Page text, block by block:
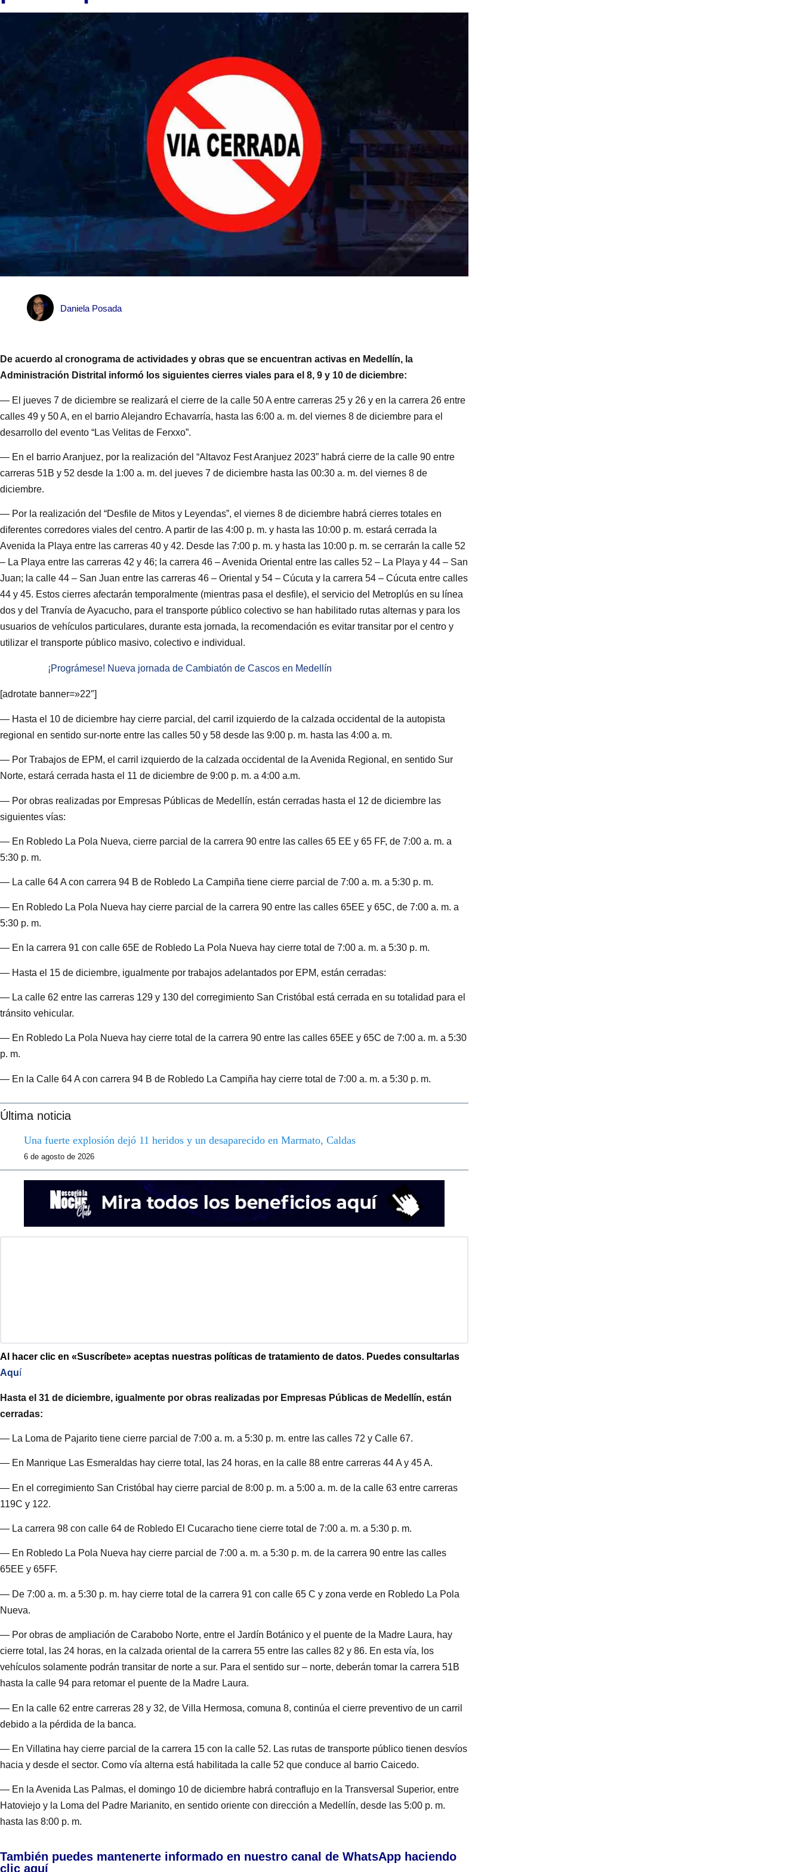
Daniela Posada
De acuerdo al cronograma de actividades y obras que se encuentran activas en Medellín, la
Administración Distrital informó los siguientes cierres viales para el 8, 9 y 10 de diciembre:
— El jueves 7 de diciembre se realizará el cierre de la calle 50 A entre carreras 25 y 26 y en la carrera 26 entre
calles 49 y 50 A, en el barrio Alejandro Echavarría, hasta las 6:00 a. m. del viernes 8 de diciembre para el
desarrollo del evento “Las Velitas de Ferxxo”.
— En el barrio Aranjuez, por la realización del “Altavoz Fest Aranjuez 2023” habrá cierre de la calle 90 entre
carreras 51B y 52 desde la 1:00 a. m. del jueves 7 de diciembre hasta las 00:30 a. m. del viernes 8 de
diciembre.
— Por la realización del “Desfile de Mitos y Leyendas”, el viernes 8 de diciembre habrá cierres totales en
diferentes corredores viales del centro. A partir de las 4:00 p. m. y hasta las 10:00 p. m. estará cerrada la
Avenida la Playa entre las carreras 40 y 42. Desde las 7:00 p. m. y hasta las 10:00 p. m. se cerrarán la calle 52
– La Playa entre las carreras 42 y 46; la carrera 46 – Avenida Oriental entre las calles 52 – La Playa y 44 – San
Juan; la calle 44 – San Juan entre las carreras 46 – Oriental y 54 – Cúcuta y la carrera 54 – Cúcuta entre calles
44 y 45. Estos cierres afectarán temporalmente (mientras pasa el desfile), el servicio del Metroplús en su línea
dos y del Tranvía de Ayacucho, para el transporte público colectivo se han habilitado rutas alternas y para los
usuarios de vehículos particulares, durante esta jornada, la recomendación es evitar transitar por el centro y
utilizar el transporte público masivo, colectivo e individual.
¡Prográmese! Nueva jornada de Cambiatón de Cascos en Medellín
[adrotate banner=»22″]
— Hasta el 10 de diciembre hay cierre parcial, del carril izquierdo de la calzada occidental de la autopista
regional en sentido sur-norte entre las calles 50 y 58 desde las 9:00 p. m. hasta las 4:00 a. m.
— Por Trabajos de EPM, el carril izquierdo de la calzada occidental de la Avenida Regional, en sentido Sur
Norte, estará cerrada hasta el 11 de diciembre de 9:00 p. m. a 4:00 a.m.
— Por obras realizadas por Empresas Públicas de Medellín, están cerradas hasta el 12 de diciembre las
siguientes vías:
— En Robledo La Pola Nueva, cierre parcial de la carrera 90 entre las calles 65 EE y 65 FF, de 7:00 a. m. a
5:30 p. m.
— La calle 64 A con carrera 94 B de Robledo La Campiña tiene cierre parcial de 7:00 a. m. a 5:30 p. m.
— En Robledo La Pola Nueva hay cierre parcial de la carrera 90 entre las calles 65EE y 65C, de 7:00 a. m. a
5:30 p. m.
— En la carrera 91 con calle 65E de Robledo La Pola Nueva hay cierre total de 7:00 a. m. a 5:30 p. m.
— Hasta el 15 de diciembre, igualmente por trabajos adelantados por EPM, están cerradas:
— La calle 62 entre las carreras 129 y 130 del corregimiento San Cristóbal está cerrada en su totalidad para el
tránsito vehicular.
— En Robledo La Pola Nueva hay cierre total de la carrera 90 entre las calles 65EE y 65C de 7:00 a. m. a 5:30
p. m.
— En la Calle 64 A con carrera 94 B de Robledo La Campiña hay cierre total de 7:00 a. m. a 5:30 p. m.
Última noticia
Una fuerte explosión dejó 11 heridos y un desaparecido en Marmato, Caldas
6 de agosto de 2026
Al hacer clic en «Suscríbete» aceptas nuestras políticas de tratamiento de datos. Puedes consultarlas
Aquí
Hasta el 31 de diciembre, igualmente por obras realizadas por Empresas Públicas de Medellín, están
cerradas:
— La Loma de Pajarito tiene cierre parcial de 7:00 a. m. a 5:30 p. m. entre las calles 72 y Calle 67.
— En Manrique Las Esmeraldas hay cierre total, las 24 horas, en la calle 88 entre carreras 44 A y 45 A.
— En el corregimiento San Cristóbal hay cierre parcial de 8:00 p. m. a 5:00 a. m. de la calle 63 entre carreras
119C y 122.
— La carrera 98 con calle 64 de Robledo El Cucaracho tiene cierre total de 7:00 a. m. a 5:30 p. m.
— En Robledo La Pola Nueva hay cierre parcial de 7:00 a. m. a 5:30 p. m. de la carrera 90 entre las calles
65EE y 65FF.
— De 7:00 a. m. a 5:30 p. m. hay cierre total de la carrera 91 con calle 65 C y zona verde en Robledo La Pola
Nueva.
— Por obras de ampliación de Carabobo Norte, entre el Jardín Botánico y el puente de la Madre Laura, hay
cierre total, las 24 horas, en la calzada oriental de la carrera 55 entre las calles 82 y 86. En esta vía, los
vehículos solamente podrán transitar de norte a sur. Para el sentido sur – norte, deberán tomar la carrera 51B
hasta la calle 94 para retomar el puente de la Madre Laura.
— En la calle 62 entre carreras 28 y 32, de Villa Hermosa, comuna 8, continúa el cierre preventivo de un carril
debido a la pérdida de la banca.
— En Villatina hay cierre parcial de la carrera 15 con la calle 52. Las rutas de transporte público tienen desvíos
hacia y desde el sector. Como vía alterna está habilitada la calle 52 que conduce al barrio Caicedo.
— En la Avenida Las Palmas, el domingo 10 de diciembre habrá contraflujo en la Transversal Superior, entre
Hatoviejo y la Loma del Padre Marianito, en sentido oriente con dirección a Medellín, desde las 5:00 p. m.
hasta las 8:00 p. m.
También puedes mantenerte informado en nuestro canal de WhatsApp haciendo
clic aquí